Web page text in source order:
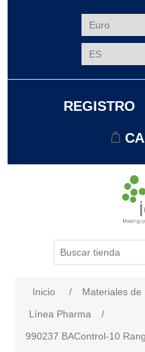
REGISTRO
Inicio / Materiales de
Línea Pharma
/
990237 BAControl-10